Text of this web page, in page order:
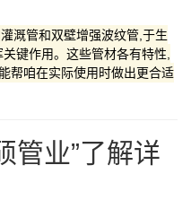
溉管和双壁增强波纹管,于生
键作用。这些管材各有特性,
帮咱在实际使用时做出更合适
管业”了解详